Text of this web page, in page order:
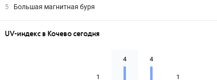
5
Большая магнитная буря
UV-индекс в Кочево сегодня
1
4 4
1